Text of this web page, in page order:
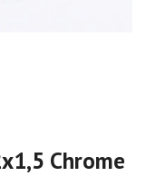
Chrome